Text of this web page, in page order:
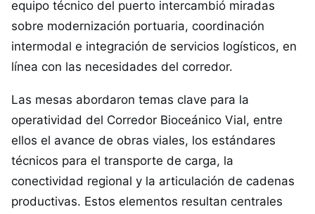
equipo técnico del puerto intercambió miradas
sobre modernización portuaria, coordinación
intermodal e integración de servicios logísticos, en
línea con las necesidades del corredor.
Las mesas abordaron temas clave para la
operatividad del Corredor Bioceánico Vial, entre
ellos el avance de obras viales, los estándares
técnicos para el transporte de carga, la
conectividad regional y la articulación de cadenas
productivas. Estos elementos resultan centrales